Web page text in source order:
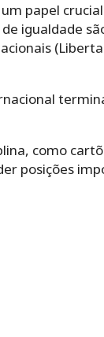
papel
igualdade
como
posições